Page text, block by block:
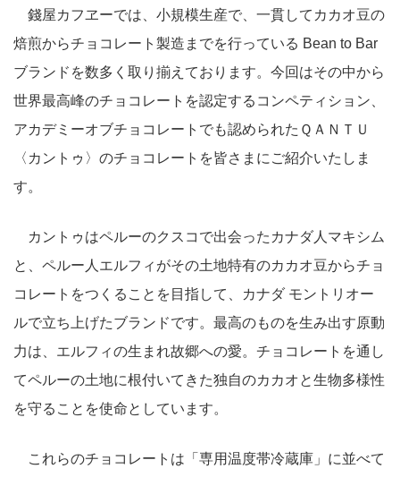
錢屋カフヱーでは、小規模生産で、一貫してカカオ豆の
焙煎からチョコレート製造までを行っている Bean to Bar
ブランドを数多く取り揃えております。今回はその中から
世界最高峰のチョコレートを認定するコンペティション、
アカデミーオブチョコレートでも認められたＱＡＮＴＵ
〈カントゥ〉のチョコレートを皆さまにご紹介いたしま
す。
カントゥはペルーのクスコで出会ったカナダ人マキシム
と、ペルー人エルフィがその土地特有のカカオ豆からチョ
コレートをつくることを目指して、カナダ モントリオー
ルで立ち上げたブランドです。最高のものを生み出す原動
力は、エルフィの生まれ故郷への愛。チョコレートを通し
てペルーの土地に根付いてきた独自のカカオと生物多様性
を守ることを使命としています。
これらのチョコレートは「専用温度帯冷蔵庫」に並べて